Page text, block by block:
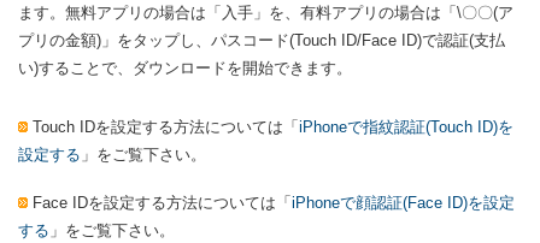
ます。無料アプリの場合は「入手」を、有料アプリの場合は「\〇〇(ア
プリの金額)」をタップし、パスコード(Touch ID/Face ID)で認証(支払
い)することで、ダウンロードを開始できます。
Touch IDを設定する方法については「 iPhoneで指紋認証(Touch ID)を
設定する 」をご覧下さい。
Face IDを設定する方法については「iPhoneで顔認証(Face ID)を設定
する 」をご覧下さい。